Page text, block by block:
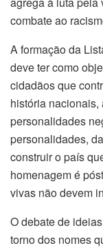
combate ao
A formação da
deve ter como
cidadãos que
história
personalidades
personalidades,
construir o país
homenagem é
vivas não devem
O debate de
torno dos nomes